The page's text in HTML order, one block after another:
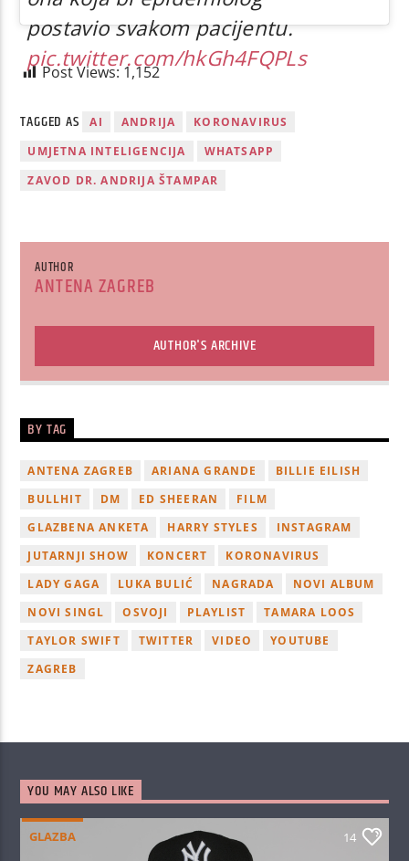
postavio svakom pacijentu.
pic.twitter.com/hkGh4FQPLs
Post Views: 1,152
TAGGED AS AI ANDRIJA
KORONAVIRUS
UMJETNA INTELIGENCIJA
WHATSAPP
ZAVOD DR. ANDRIJA ŠTAMPAR
AUTHOR
ANTENA ZAGREB
AUTHOR'S ARCHIVE
BY TAG
ANTENA ZAGREB ARIANA GRANDE
BILLIE EILISH
BULLHIT
DM ED SHEERAN
FILM
GLAZBENA ANKETA
HARRY STYLES
INSTAGRAM
JUTARNJI SHOW
KONCERT
KORONAVIRUS
LADY GAGA
LUKA BULIĆ NAGRADA
NOVI ALBUM
NOVI SINGL
OSVOJI PLAYLIST
TAMARA LOOS
TAYLOR SWIFT
TWITTER VIDEO
YOUTUBE
ZAGREB
YOU MAY ALSO LIKE
GLAZBA 14